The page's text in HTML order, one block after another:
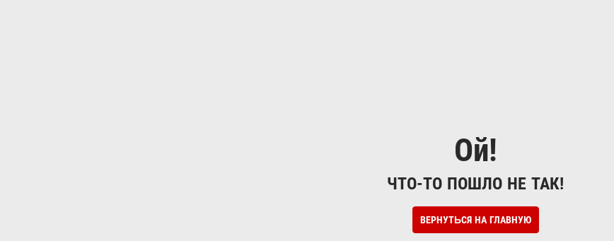
Ой!
ЧТО-ТО ПОШЛО НЕ ТАК!
ВЕРНУТЬСЯ НА ГЛАВНУЮ